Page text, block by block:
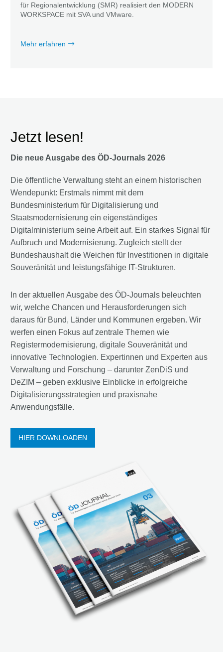
für Regionalentwicklung (SMR) realisiert den MODERN
WORKSPACE mit SVA und VMware.
Mehr erfahren
Jetzt lesen!
Die neue Ausgabe des ÖD-Journals 2026
Die öffentliche Verwaltung steht an einem historischen
Wendepunkt: Erstmals nimmt mit dem
Bundesministerium für Digitalisierung und
Staatsmodernisierung ein eigenständiges
Digitalministerium seine Arbeit auf. Ein starkes Signal für
Aufbruch und Modernisierung. Zugleich stellt der
Bundeshaushalt die Weichen für Investitionen in digitale
Souveränität und leistungsfähige IT-Strukturen.
In der aktuellen Ausgabe des ÖD-Journals beleuchten
wir, welche Chancen und Herausforderungen sich
daraus für Bund, Länder und Kommunen ergeben. Wir
werfen einen Fokus auf zentrale Themen wie
Registermodernisierung, digitale Souveränität und
innovative Technologien. Expertinnen und Experten aus
Verwaltung und Forschung – darunter ZenDiS und
DeZIM – geben exklusive Einblicke in erfolgreiche
Digitalisierungsstrategien und praxisnahe
Anwendungsfälle.
HIER DOWNLOADEN